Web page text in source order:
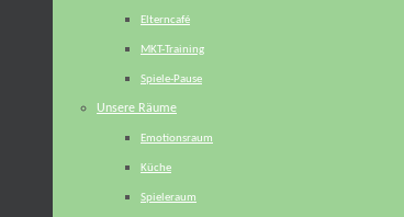
Elterncafé
MKT-Training
Spiele-Pause
Unsere Räume
Emotionsraum
Küche
Spieleraum